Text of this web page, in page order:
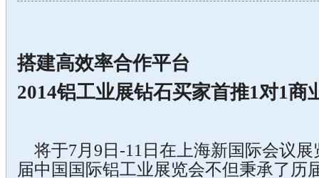
搭建高效率合作平台
2014铝工业展钻石买家首推1对1商
将于7月9日-11日在上海新国际会议
届中国国际铝工业展览会不但秉承了历